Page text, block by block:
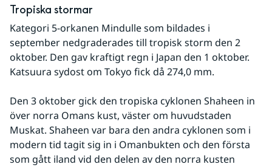
Tropiska stormar
Kategori 5-orkanen Mindulle som bildades i
september nedgraderades till tropisk storm den 2
oktober. Den gav kraftigt regn i Japan den 1 oktober.
Katsuura sydost om Tokyo fick då 274,0 mm.
Den 3 oktober gick den tropiska cyklonen Shaheen in
över norra Omans kust, väster om huvudstaden
Muskat. Shaheen var bara den andra cyklonen som i
modern tid tagit sig in i Omanbukten och den första
som gått iland vid den delen av den norra kusten